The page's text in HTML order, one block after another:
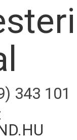
343 101